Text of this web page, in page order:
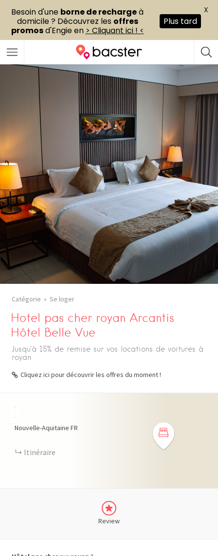
Catégorie Se loger
Hotel pas cher royan Arcantis
Hôtel Belle Vue
Jusqu'à 15% de remise sur vos locations de voitures à
royan
Cliquez ici pour découvrir les offres du moment !
Nouvelle-Aquitaine FR
Itinéraire
Review
Besoin d'une borne de rechargeà
domicile ? Découvrez les offres
promosd'Engie en > Cliquant ici ! <
Plus tard
X